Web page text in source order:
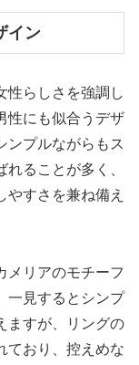
イン
性らしさを強調し
性にも似合うデザ
ンプルながらもス
ることが多く、
すさを兼ね備え
メリアのモチーフ
一見するとシンプ
ますが、リングの
ており、控えめな